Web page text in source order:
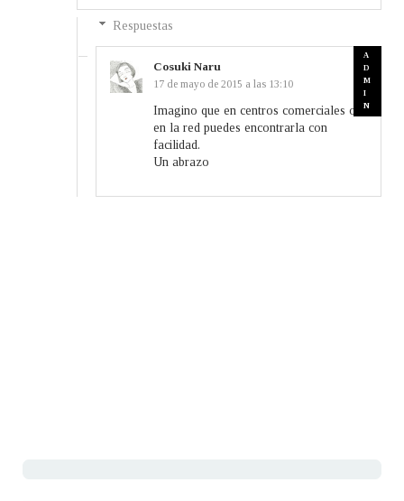
Respuestas
Cosuki Naru
17 de mayo de 2015 a las 13:10
Imagino que en centros comerciales o
en la red puedes encontrarla con
facilidad.
Un abrazo